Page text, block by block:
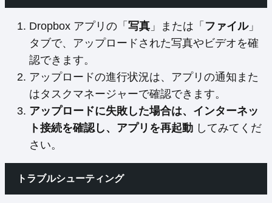
Dropbox アプリの「 写真 」または「 ファイル」
タブで、アップロードされた写真やビデオを確
認できます。
アップロードの進行状況は、アプリの通知また
はタスクマネージャーで確認できます。
アップロードに失敗した場合は、インターネッ
ト接続を確認し、アプリを再起動 してみてくだ
さい。
トラブルシューティング